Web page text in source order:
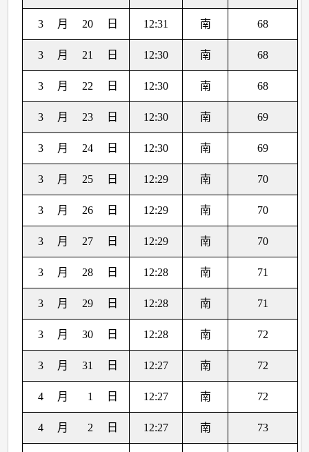
3 月 20 日 12:31 南 68
3 月 21 日 12:30 南 68
3 月 22 日 12:30 南 68
3 月 23 日 12:30 南 69
3 月 24 日 12:30 南 69
3 月 25 日 12:29 南 70
3 月 26 日 12:29 南 70
3 月 27 日 12:29 南 70
3 月 28 日 12:28 南 71
3 月 29 日 12:28 南 71
3 月 30 日 12:28 南 72
3 月 31 日 12:27 南 72
4 月 1 日 12:27 南 72
4 月 2 日 12:27 南 73